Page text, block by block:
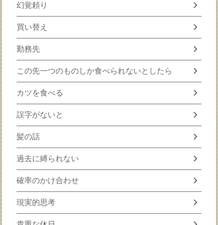
幻覚頼り chevron_right
買い替え chevron_right
勤務先 chevron_right
この先一つのものしか食べられないとしたら chevron_right
カツを食べる chevron_right
誤字がないと chevron_right
髪の話 chevron_right
過去に縛られない chevron_right
確率のかけ合わせ chevron_right
現実的思考 chevron_right